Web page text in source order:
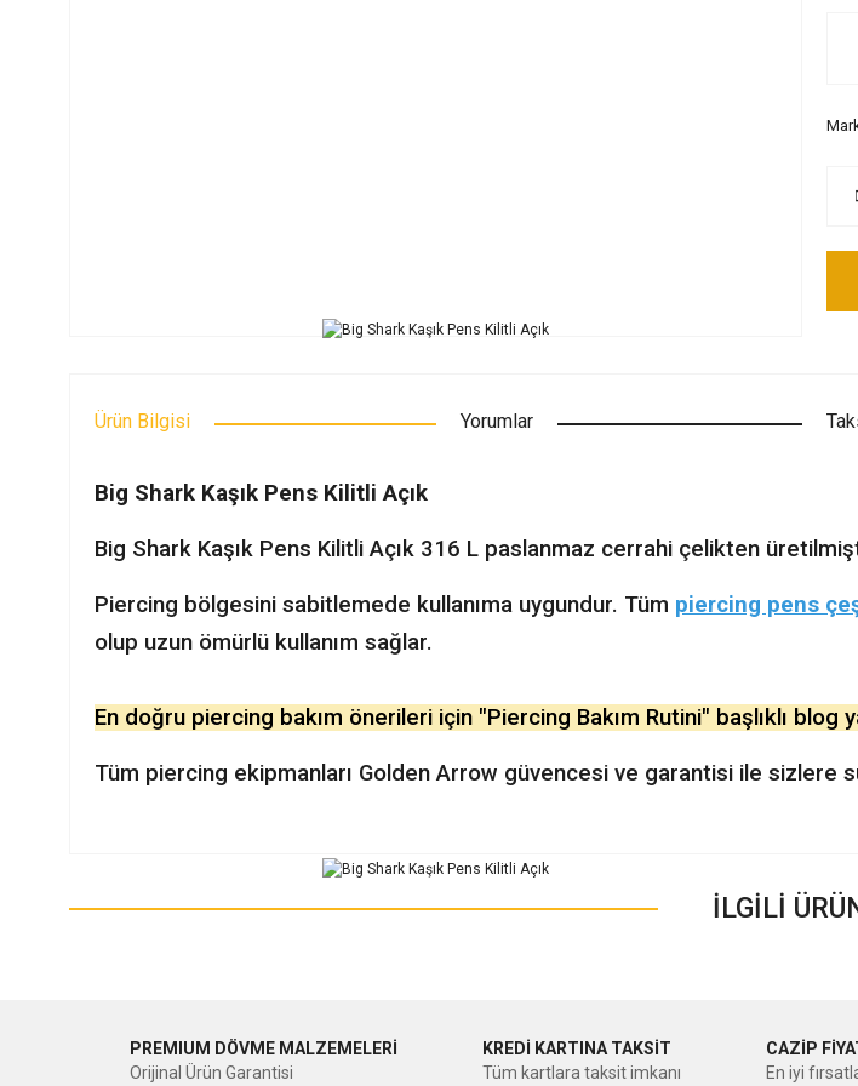
Ürün Bilgisi Yorumlar
Big Shark Kaşık Pens Kilitli Açık
Big Shark Kaşık Pens Kilitli Açık 316 L paslanmaz cerrahi çelikten
Piercing bölgesini sabitlemede kullanıma uygundur. Tüm piercing pens
olup uzun ömürlü kullanım sağlar.
En doğru piercing bakım önerileri için "Piercing Bakım Rutini" başlıklı blog
Tüm piercing ekipmanları Golden Arrow güvencesi ve garantisi ile sizlere
Bu ürüne ilk yorumu
Bu ürünün fiyat bilgisi, resim, ürün açıklamalarında ve diğer konularda yetersiz gördüğünüz noktaları öneri
Ürün fiyatı diğer sitelerden daha pahalı.
İLGİLİ
PREMIUM DÖVME MALZEMELERİ
Orijinal Ürün Garantisi
KREDİ KARTINA TAKSİT
Tüm kartlara taksit imkanı
CAZİP
En iyi